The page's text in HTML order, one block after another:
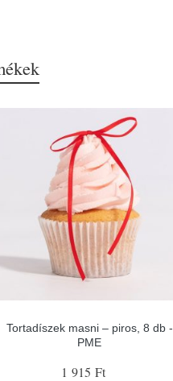
Tortadíszek masni – piros, 8 db -
PME
1 915 Ft